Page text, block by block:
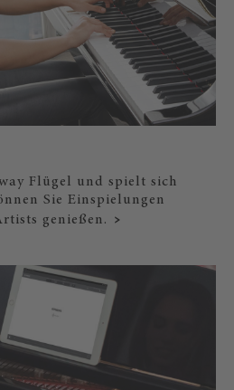
Flügel und spielt sich
Sie Einspielungen
genießen.